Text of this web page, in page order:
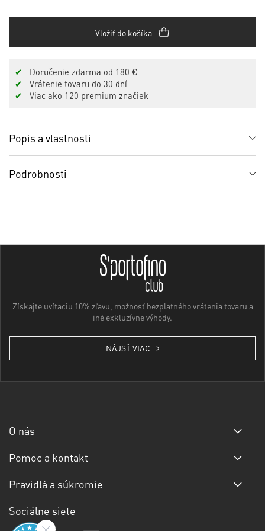
Vložiť do košíka
✔
Doručenie zdarma od 180 €
✔
Vrátenie tovaru do 30 dní
✔
Viac ako 120 premium značiek
Popis a vlastnosti
Podrobnosti
Získajte uvítaciu 10% zľavu, možnosť bezplatného vrátenia tovaru a
iné exkluzívne výhody.
NÁJSŤ VIAC
O nás
Pomoc a kontakt
Pravidlá a súkromie
Sociálne siete